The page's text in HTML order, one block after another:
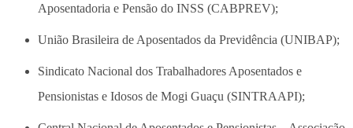
Aposentadoria e Pensão do INSS (CABPREV);
União Brasileira de Aposentados da Previdência (UNIBAP);
Sindicato Nacional dos Trabalhadores Aposentados e
Pensionistas e Idosos de Mogi Guaçu (SINTRAAPI);